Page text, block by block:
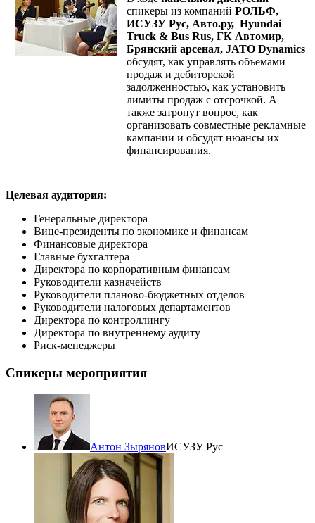
спикеры из компаний РОЛЬФ,
ИСУЗУ Рус, Авто.ру, Hyundai
Truck & Bus Rus, ГК Автомир,
Брянский арсенал, JATO Dynamics
обсудят, как управлять объемами
продаж и дебиторской
задолженностью, как установить
лимиты продаж с отсрочкой. А
также затронут вопрос, как
организовать совместные рекламные
кампании и обсудят нюансы их
финансирования.
Целевая аудитория:
Генеральные директора
Вице-президенты по экономике и финансам
Финансовые директора
Главные бухгалтера
Директора по корпоративным финансам
Руководители казначейств
Руководители планово-бюджетных отделов
Руководители налоговых департаментов
Директора по контроллингу
Директора по внутреннему аудиту
Риск-менеджеры
Спикеры мероприятия
Антон ЗыряновИСУЗУ Рус